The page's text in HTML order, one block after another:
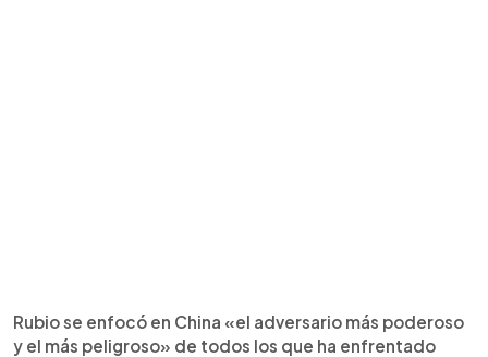
Rubio se enfocó en China «el adversario más poderoso
y el más peligroso» de todos los que ha enfrentado